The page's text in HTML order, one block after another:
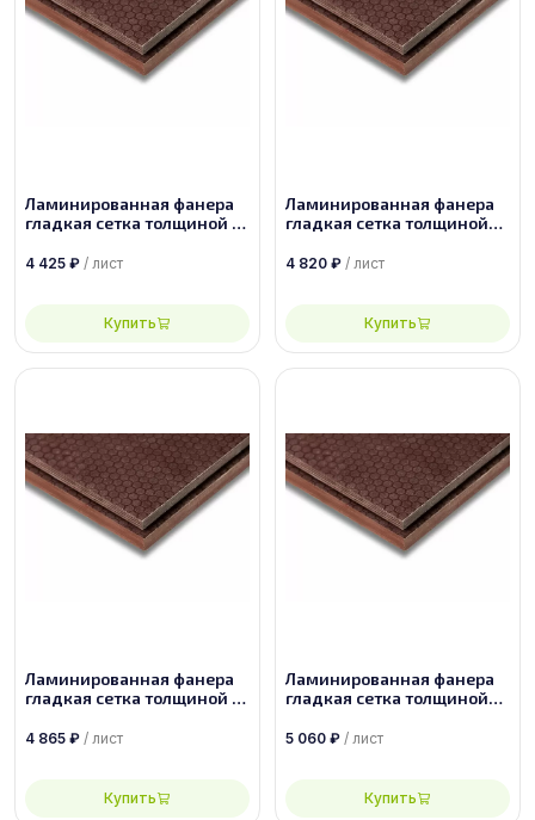
Ламинированная фанера
гладкая сетка толщиной 12
сорт 1/1
4 425 ₽ / лист
Купить
Ламинированная фанера
гладкая сетка толщиной
2440х1220, сорт 1/1
4 820 ₽ / лист
Купить
Ламинированная фанера
гладкая сетка толщиной 15
сорт 1/1
4 865 ₽ / лист
Купить
Ламинированная фанера
гладкая сетка толщиной
2500х1250, сорт 1/1
5 060 ₽ / лист
Купить